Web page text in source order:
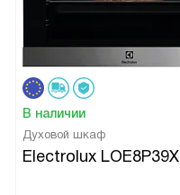
В наличии
Духовой шкаф
Electrolux LOE8P39X